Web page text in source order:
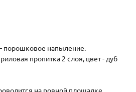
порошковое напыление.
пропитка 2 слоя, цвет - дуб
на ровной площадке,